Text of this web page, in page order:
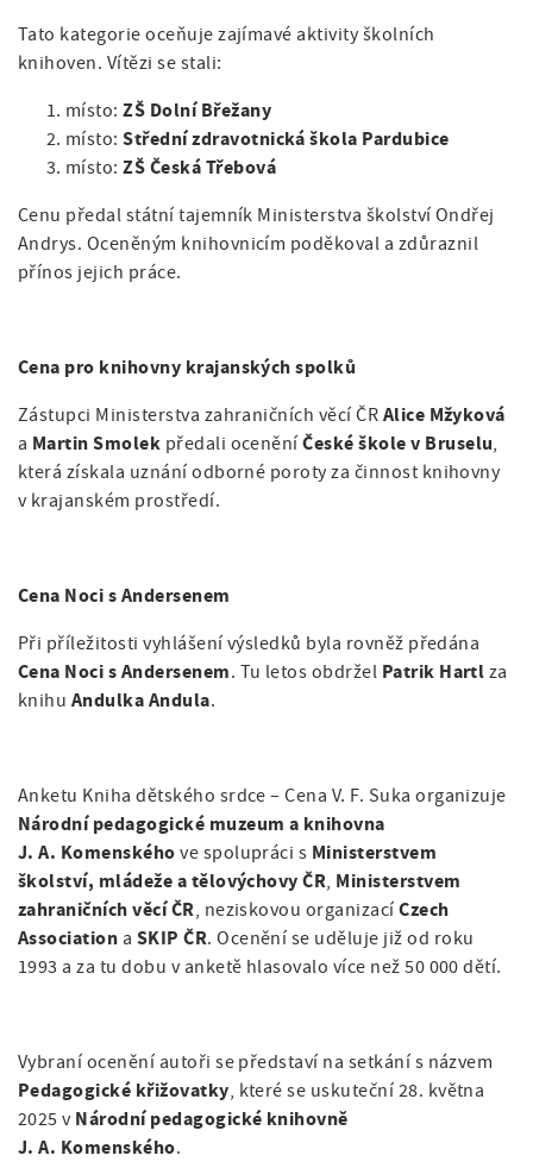
Tato kategorie oceňuje zajímavé aktivity školních
knihoven. Vítězi se stali:
místo:ZŠ Dolní Břežany
místo:Střední zdravotnická škola Pardubice
místo:ZŠ Česká Třebová
Cenu předal státní tajemník Ministerstva školství Ondřej
Andrys. Oceněným knihovnicím poděkoval a zdůraznil
přínos jejich práce.
Cena pro knihovny krajanských spolků
Zástupci Ministerstva zahraničních věcí ČR Alice Mžyková
a Martin Smolek předali oceněníČeské škole v Bruselu,
která získala uznání odborné poroty za činnost knihovny
v krajanském prostředí.
Cena Noci s Andersenem
Při příležitosti vyhlášení výsledků byla rovněž předána
Cena Noci s Andersenem. Tu letos obdržel Patrik Hartl za
knihu Andulka Andula.
Anketu Kniha dětského srdce – Cena V. F. Suka organizuje
Národní pedagogické muzeum a knihovna
J. A. Komenského ve spolupráci s Ministerstvem
školství, mládeže a tělovýchovy ČR, Ministerstvem
zahraničních věcí ČR, neziskovou organizacíCzech
Association a SKIP ČR. Ocenění se uděluje již od roku
1993 a za tu dobu v anketě hlasovalo více než 50 000 dětí.
Vybraní ocenění autoři se představí na setkání s názvem
Pedagogické křižovatky, které se uskuteční 28. května
2025 v Národní pedagogické knihovně
J. A. Komenského.